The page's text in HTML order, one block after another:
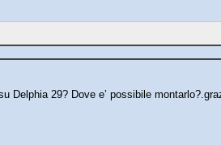
Delphia 29? Dove e’ possibile